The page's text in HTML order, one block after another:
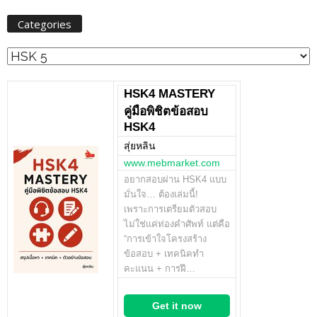
Categories
Categories
HSK4 MASTERY
คู่มือพิชิตข้อสอบ
HSK4
สุ่ยหลิน
www.mebmarket.com
อยากสอบผ่าน HSK4 แบบ
มั่นใจ… ต้องเล่มนี้!
เพราะการเตรียมตัวสอบ
ไม่ใช่แค่ท่องคำศัพท์ แต่คือ
“การเข้าใจโครงสร้าง
ข้อสอบ + เทคนิคทำ
คะแนน + การฝึ…
Get it now